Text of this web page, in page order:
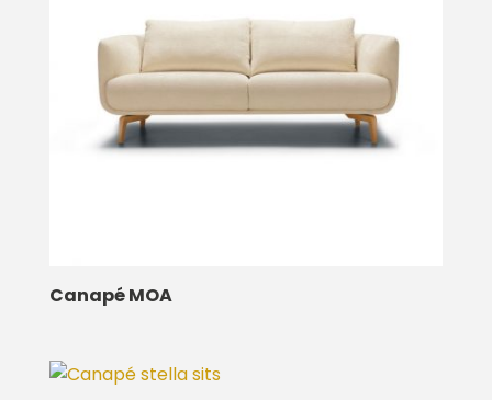
Canapé MOA